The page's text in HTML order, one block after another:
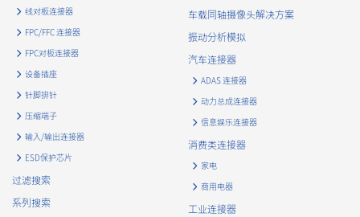
线对板连接器
FPC/FFC 连接器
FPC对板连接器
设备插座
针脚排针
压缩端子
输入/输出连接器
ESD保护芯片
过滤搜索
系列搜索
车载同轴摄像头解决方案
振动分析模拟
汽车连接器
ADAS 连接器
动力总成连接器
信息娱乐连接器
消费类连接器
家电
商用电器
工业连接器